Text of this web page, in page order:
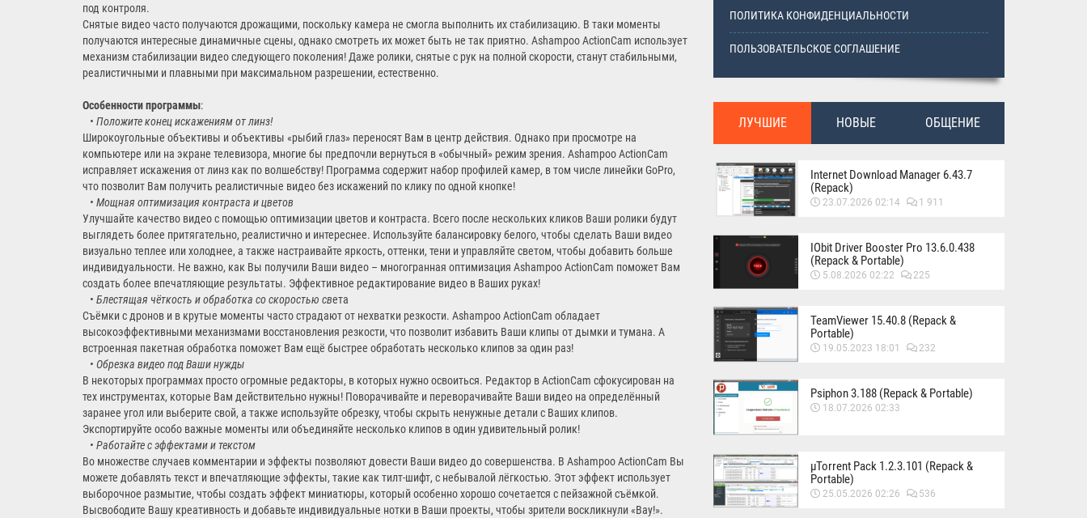
под контроля.
Снятые видео часто получаются дрожащими, поскольку камера не смогла выполнить их стабилизацию. В таки моменты
получаются интересные динамичные сцены, однако смотреть их может быть не так приятно. Ashampoo ActionCam использует
механизм стабилизации видео следующего поколения! Даже ролики, снятые с рук на полной скорости, станут стабильными,
реалистичными и плавными при максимальном разрешении, естественно.
Особенности программы:
• Положите конец искажениям от линз!
Широкоугольные объективы и объективы «рыбий глаз» переносят Вам в центр действия. Однако при просмотре на
компьютере или на экране телевизора, многие бы предпочли вернуться в «обычный» режим зрения. Ashampoo ActionCam
исправляет искажения от линз как по волшебству! Программа содержит набор профилей камер, в том числе линейки GoPro,
что позволит Вам получить реалистичные видео без искажений по клику по одной кнопке!
• Мощная оптимизация контраста и цветов
Улучшайте качество видео с помощью оптимизации цветов и контраста. Всего после нескольких кликов Ваши ролики будут
выглядеть более притягательно, реалистично и интереснее. Используйте балансировку белого, чтобы сделать Ваши видео
визуально теплее или холоднее, а также настраивайте яркость, оттенки, тени и управляйте светом, чтобы добавить больше
индивидуальности. Не важно, как Вы получили Ваши видео – многогранная оптимизация Ashampoo ActionCam поможет Вам
создать более впечатляющие результаты. Эффективное редактирование видео в Ваших руках!
• Блестящая чёткость и обработка со скоростью света
Съёмки с дронов и в крутые моменты часто страдают от нехватки резкости. Ashampoo ActionCam обладает
высокоэффективными механизмами восстановления резкости, что позволит избавить Ваши клипы от дымки и тумана. А
встроенная пакетная обработка поможет Вам ещё быстрее обработать несколько клипов за один раз!
• Обрезка видео под Ваши нужды
В некоторых программах просто огромные редакторы, в которых нужно освоиться. Редактор в ActionCam сфокусирован на
тех инструментах, которые Вам действительно нужны! Поворачивайте и переворачивайте Ваши видео на определённый
заранее угол или выберите свой, а также используйте обрезку, чтобы скрыть ненужные детали с Ваших клипов.
Экспортируйте особо важные моменты или объединяйте несколько клипов в один удивительный ролик!
• Работайте с эффектами и текстом
Во множестве случаев комментарии и эффекты позволяют довести Ваши видео до совершенства. В Ashampoo ActionCam Вы
можете добавлять текст и впечатляющие эффекты, такие как тилт-шифт, с небывалой лёгкостью. Этот эффект использует
выборочное размытие, чтобы создать эффект миниатюры, который особенно хорошо сочетается с пейзажной съёмкой.
Высвободите Вашу креативность и добавьте индивидуальные нотки в Ваши проекты, чтобы зрители воскликнули «Вау!».
ПОЛИТИКА КОНФИДЕНЦИАЛЬНОСТИ
ПОЛЬЗОВАТЕЛЬСКОЕ СОГЛАШЕНИЕ
ЛУЧШИЕ НОВЫЕ ОБЩЕНИЕ
Internet Download Manager 6.43.7
(Repack)
23.07.2026 02:14 1 911
IObit Driver Booster Pro 13.6.0.438
(Repack & Portable)
5.08.2026 02:22 225
TeamViewer 15.40.8 (Repack &
Portable)
19.05.2023 18:01 232
Psiphon 3.188 (Repack & Portable)
18.07.2026 02:33
µTorrent Pack 1.2.3.101 (Repack &
Portable)
25.05.2026 02:26 536